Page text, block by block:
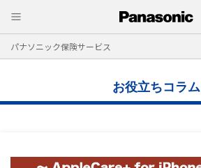
パナソニック保険サービス
お役立ちコラム